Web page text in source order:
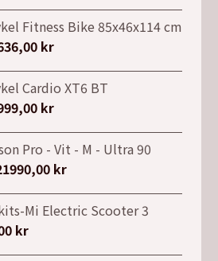
nuvarande
priset
är:
Fitness Bike 85x46x114 cm
krDet
nuvarande
priset
är:
Cardio XT6 BT
krDet
nuvarande
priset
är:
Pro - Vit - M - Ultra 90
krDet
nuvarande
priset
Mi Electric Scooter 3
krDet
nuvarande